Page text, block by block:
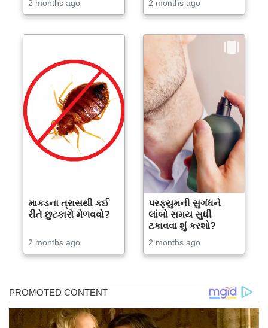
2 months ago 2 months ago
માકડના ત્રાસથી કઈ
રીતે છુટકારો મેળવવો?
2 months ago
પરફ્યુમની સુગંધને
લાંબો સમય સુધી
ટકાવવા શું કરશો?
2 months ago